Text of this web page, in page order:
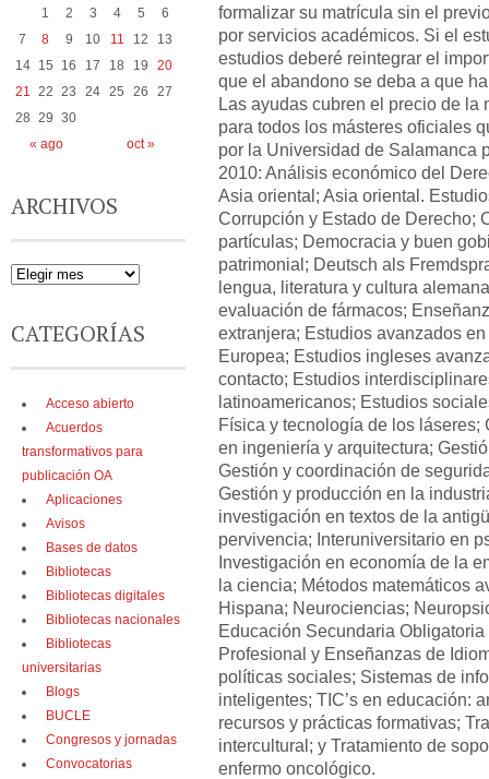
formalizar su matrícula sin el
por servicios académicos. Si el
estudios deberé reintegrar el
que el abandono se deba a que
Las ayudas cubren el precio de la
para todos los másteres oficiales
por la Universidad de Salamanca
2010: Análisis económico del
Asia oriental; Asia oriental.
Corrupción y Estado de Derecho;
partículas; Democracia y buen
patrimonial; Deutsch als
lengua, literatura y cultura
evaluación de fármacos;
extranjera; Estudios avanzados
Europea; Estudios ingleses
contacto; Estudios
latinoamericanos; Estudios
Física y tecnología de los láseres;
en ingeniería y arquitectura;
Gestión y coordinación de
Gestión y producción en la
investigación en textos de la
pervivencia; Interuniversitario en
Investigación en economía de la
la ciencia; Métodos matemáticos
Hispana; Neurociencias;
Educación Secundaria
Profesional y Enseñanzas de
políticas sociales; Sistemas de
inteligentes; TIC’s en educación:
recursos y prácticas formativas;
intercultural; y Tratamiento de
enfermo oncológico.
« ago oct »
1 2 3 4 5
6
7
8 9 10 11 12
13
14
15 16 17 18 19
20
21 22 23 24 25 26
27
28 29 30
ARCHIVOS
CATEGORÍAS
Acceso abierto
Acuerdos
transformativos para
publicación OA
Aplicaciones
Avisos
Bases de datos
Bibliotecas
Bibliotecas digitales
Bibliotecas nacionales
Bibliotecas
universitarias
Blogs
BUCLE
Congresos y jornadas
Convocatorias